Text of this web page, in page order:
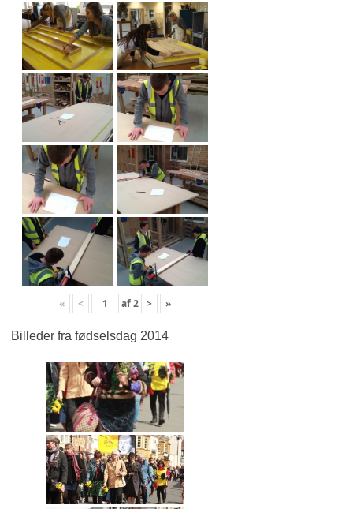
« < af2 > »
Billeder fra fødselsdag 2014